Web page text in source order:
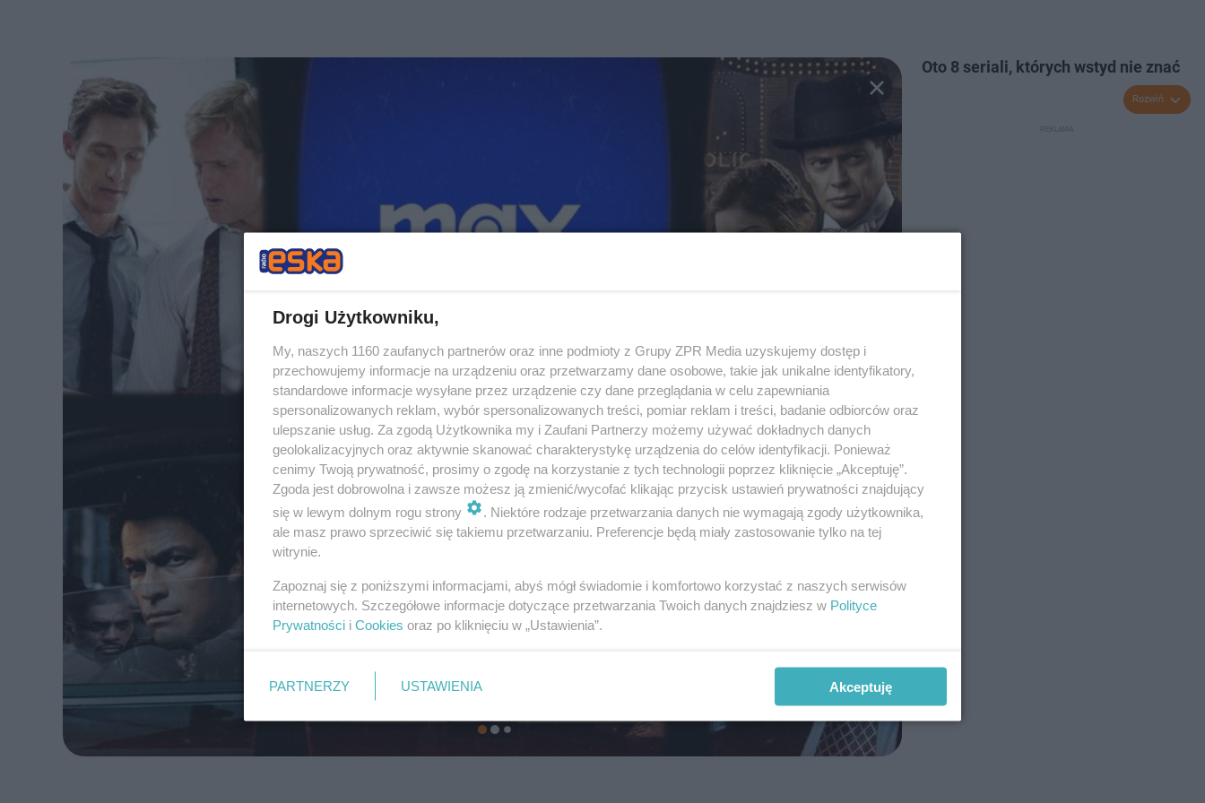
Oto 8 seriali, których wstyd nie znać
Rozwiń
Drogi Użytkowniku,
My, naszych 1160 zaufanych partnerów oraz inne podmioty z Grupy ZPR Media uzyskujemy dostęp i
przechowujemy informacje na urządzeniu oraz przetwarzamy dane osobowe, takie jak unikalne identyfikatory,
standardowe informacje wysyłane przez urządzenie czy dane przeglądania w celu zapewniania
spersonalizowanych reklam, wybór spersonalizowanych treści, pomiar reklam i treści, badanie odbiorców oraz
ulepszanie usług. Za zgodą Użytkownika my i Zaufani Partnerzy możemy używać dokładnych danych
geolokalizacyjnych oraz aktywnie skanować charakterystykę urządzenia do celów identyfikacji. Ponieważ
cenimy Twoją prywatność, prosimy o zgodę na korzystanie z tych technologii poprzez kliknięcie „Akceptuję”.
Zgoda jest dobrowolna i zawsze możesz ją zmienić/wycofać klikając przycisk ustawień prywatności znajdujący
się w lewym dolnym rogu strony
. Niektóre rodzaje przetwarzania danych nie wymagają zgody użytkownika,
ale masz prawo sprzeciwić się takiemu przetwarzaniu. Preferencje będą miały zastosowanie tylko na tej
witrynie.
Zapoznaj się z poniższymi informacjami, abyś mógł świadomie i komfortowo korzystać z naszych serwisów
internetowych. Szczegółowe informacje dotyczące przetwarzania Twoich danych znajdziesz w Polityce
Prywatności i Cookies oraz po kliknięciu w „Ustawienia”.
PARTNERZY USTAWIENIA Akceptuję